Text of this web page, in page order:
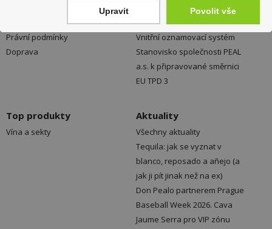
Právní podmínky
Doprava
Volná místa
Vnitřní oznamovací systém
Stanovisko společnosti PEAL
a.s. k připravované směrnici
EU TPD 3
Top produkty
Vína a sekty
Aktuality
Všechny aktuality
Tequila: jak se vyznat v
blanco, reposado a añejo (a
jak ji pít jinak než na ex)
Don Pealo partnerem Prague
Baseball Week 2026. Cava
Jaume Serra pro VIP zónu
Upravit Povolit vše